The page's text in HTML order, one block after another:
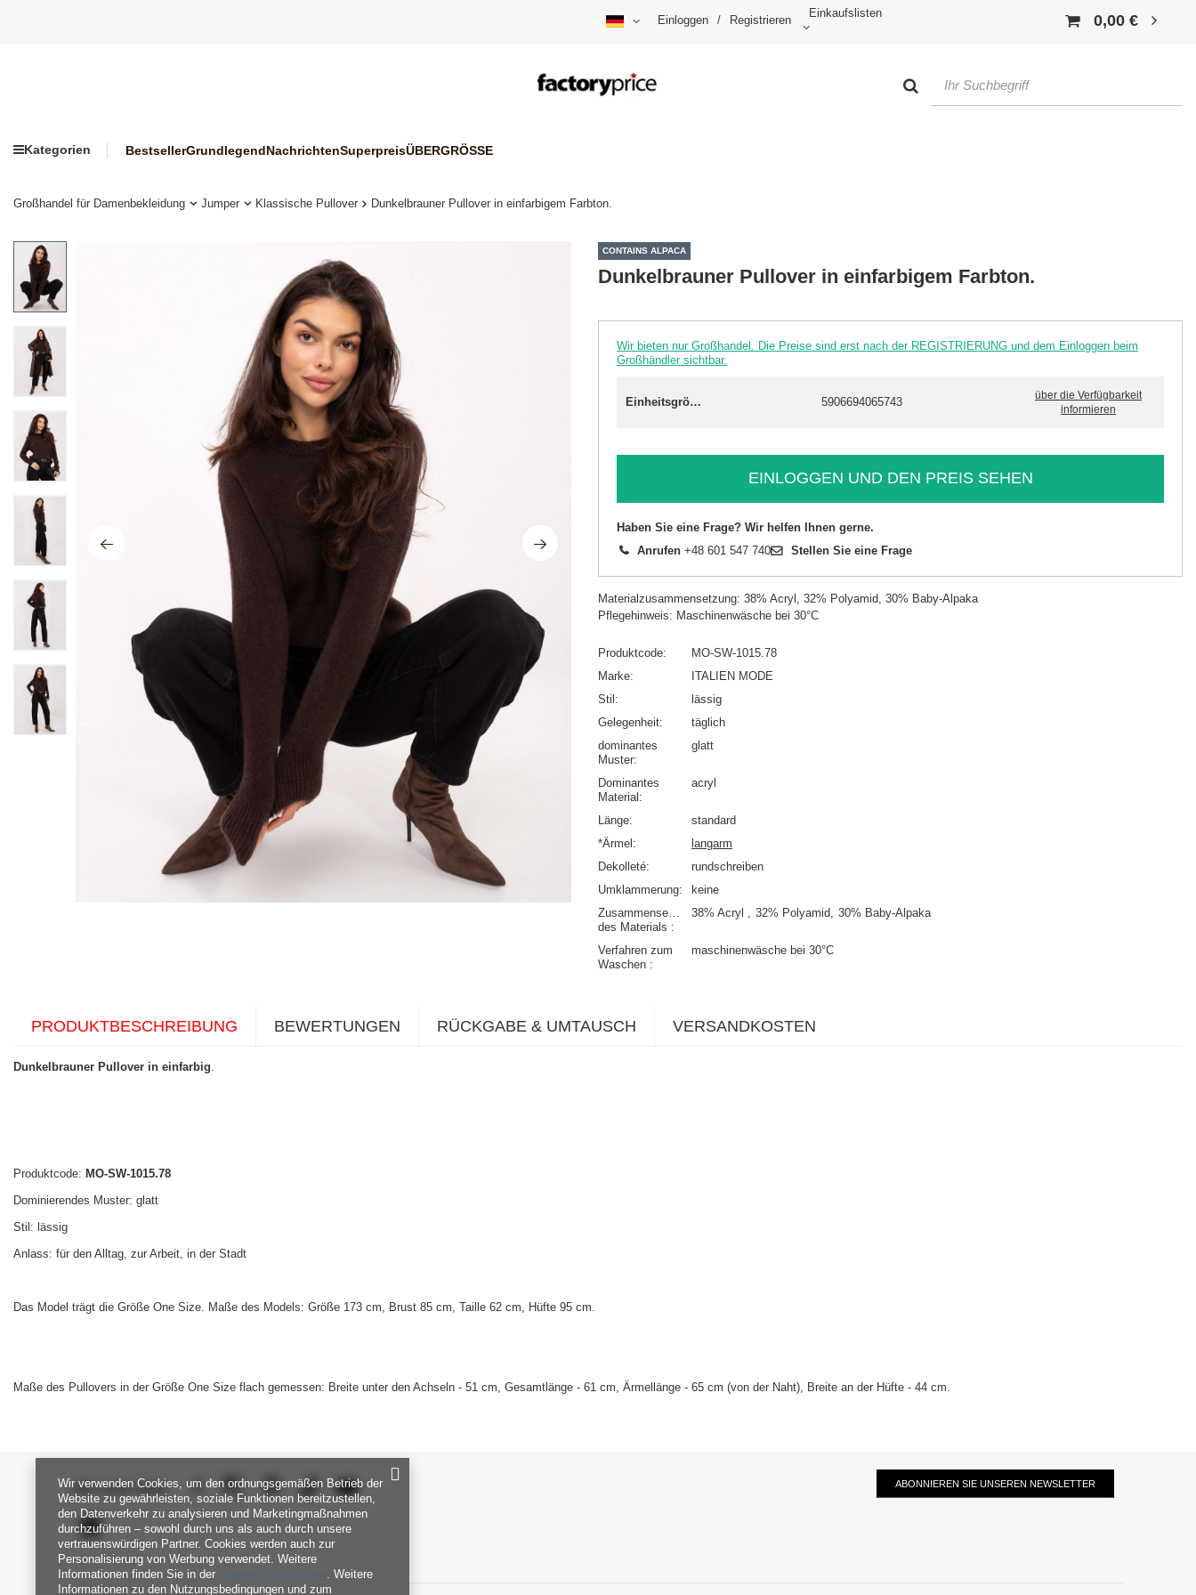
Einloggen / Registrieren
Einkaufslisten 0,00 €
Kategorien BestsellerGrundlegendNachrichtenSuperpreisÜBERGRÖSSE
Großhandel für Damenbekleidung Jumper Klassische Pullover Dunkelbrauner Pullover in einfarbigem Farbton.
CONTAINS ALPACA
Dunkelbrauner Pullover in einfarbigem Farbton.
Wir bieten nur Großhandel. Die Preise sind erst nach der REGISTRIERUNG und dem Einloggen beim
Großhändler sichtbar.
Einheitsgröße 5906694065743
über die Verfügbarkeit
informieren
EINLOGGEN UND DEN PREIS SEHEN
Haben Sie eine Frage? Wir helfen Ihnen gerne.
Anrufen +48 601 547 740 Stellen Sie eine Frage
Materialzusammensetzung: 38% Acryl, 32% Polyamid, 30% Baby-Alpaka
Pflegehinweis: Maschinenwäsche bei 30°C
Produktcode
MO-SW-1015.78
Marke
ITALIEN MODE
Stil
lässig
Gelegenheit
täglich
dominantes
Muster
glatt
Dominantes
Material
acryl
Länge
standard
*Ärmel
langarm
Dekolleté
rundschreiben
Umklammerung
keine
Zusammensetzung
des Materials
38% Acryl 32% Polyamid 30% Baby-Alpaka
Verfahren zum
Waschen
maschinenwäsche bei 30°C
PRODUKTBESCHREIBUNG BEWERTUNGEN RÜCKGABE & UMTAUSCH VERSANDKOSTEN
Dunkelbrauner Pullover in einfarbig
Produktcode: MO-SW-1015.78
Dominierendes Muster: glatt
Stil: lässig
Anlass: für den Alltag, zur Arbeit, in der Stadt
Das Model trägt die Größe One Size. Maße des Models: Größe 173 cm, Brust 85 cm, Taille 62 cm, Hüfte 95 cm.
Maße des Pullovers in der Größe One Size flach gemessen: Breite unter den Achseln - 51 cm, Gesamtlänge - 61 cm, Ärmellänge - 65 cm (von der Naht), Breite an der Hüfte - 44 cm.
SEI UNS NAH ABONNIEREN SIE UNSEREN NEWSLETTER
Wir verwenden Cookies, um den ordnungsgemäßen Betrieb der
Website zu gewährleisten, soziale Funktionen bereitzustellen,
den Datenverkehr zu analysieren und Marketingmaßnahmen
durchzuführen – sowohl durch uns als auch durch unsere
vertrauenswürdigen Partner. Cookies werden auch zur
Personalisierung von Werbung verwendet. Weitere
Informationen finden Sie in der
. Weitere
Informationen zu den Nutzungsbedingungen und zum